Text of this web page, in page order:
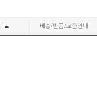
배송/반품/교환안내